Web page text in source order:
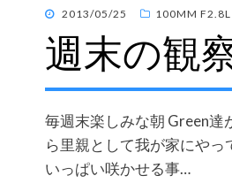
POSTED
ON
2013/05/25 100MM F2.8L
週末の観
毎週末楽しみな朝 Green
ら里親として我が家にや
いっぱい咲かせる事…